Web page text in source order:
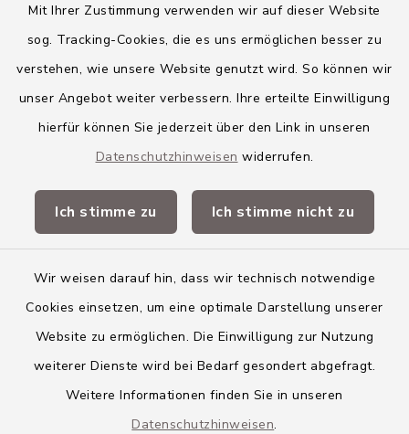
Mit Ihrer Zustimmung verwenden wir auf dieser Website
sog. Tracking-Cookies, die es uns ermöglichen besser zu
verstehen, wie unsere Website genutzt wird. So können wir
unser Angebot weiter verbessern. Ihre erteilte Einwilligung
hierfür können Sie jederzeit über den Link in unseren
Datenschutzhinweisen widerrufen.
Ich stimme zu Ich stimme nicht zu
Wir weisen darauf hin, dass wir technisch notwendige
Cookies einsetzen, um eine optimale Darstellung unserer
Website zu ermöglichen. Die Einwilligung zur Nutzung
weiterer Dienste wird bei Bedarf gesondert abgefragt.
Weitere Informationen finden Sie in unseren
Datenschutzhinweisen.
Gemeinde Osterberg
VG Altenstadt
Landkreis Neu-Ulm
Barrierefreiheit